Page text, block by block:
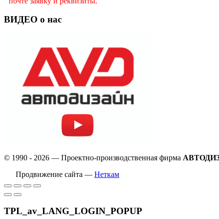
ВИДЕО о нас
© 1990 - 2026 — Проектно-производственная фирма
Продвижение сайта — Неткам
TPL_av_LANG_LOGIN_POPUP